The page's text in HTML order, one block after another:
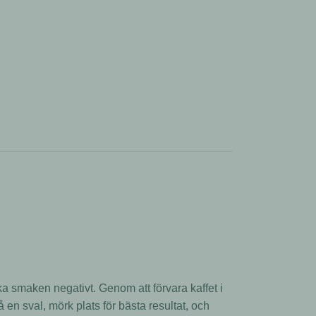
smaken negativt. Genom att förvara kaffet i
sval, mörk plats för bästa resultat, och